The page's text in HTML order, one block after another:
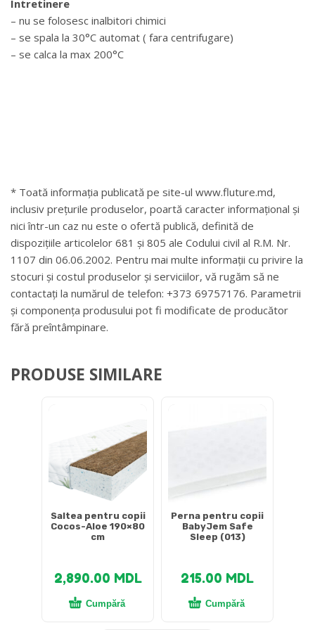
Intretinere
– nu se folosesc inalbitori chimici
– se spala la 30°C automat ( fara centrifugare)
– se calca la max 200°C
* Toată informația publicată pe site-ul www.fluture.md,
inclusiv prețurile produselor, poartă caracter informațional și
nici într-un caz nu este o ofertă publică, definită de
dispozițiile articolelor 681 și 805 ale Codului civil al R.M. Nr.
1107 din 06.06.2002. Pentru mai multe informații cu privire la
stocuri și costul produselor și serviciilor, vă rugăm să ne
contactați la numărul de telefon: +373 69757176. Parametrii
și componența produsului pot fi modificate de producător
fără preîntâmpinare.
PRODUSE SIMILARE
Saltea pentru copii
Cocos-Aloe 190×80
cm
2,890.00 MDL
Cumpără
Perna pentru copii
BabyJem Safe
Sleep (013)
215.00 MDL
Cumpără